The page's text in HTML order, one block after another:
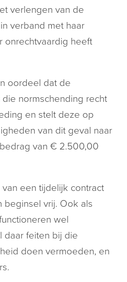
verlengen van de
verband met haar
onrechtvaardig heeft
oordeel dat de
normschending recht
en stelt deze op
van dit geval naar
van € 2.500,00
een tijdelijk contract
beginsel vrij. Ook als
wel
daar feiten bij die
doen vermoeden, en